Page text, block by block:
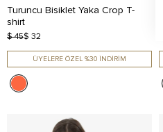
Turuncu Bisiklet Yaka Crop T-
shirt
$ 45$ 32
ÜYELERE ÖZEL %30 İNDİRİM